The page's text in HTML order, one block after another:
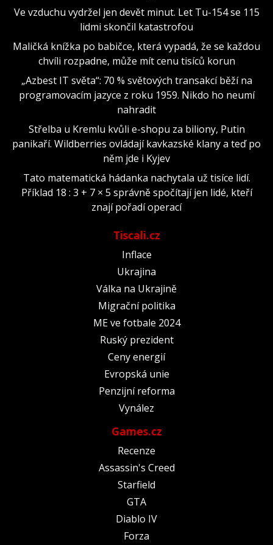
Ve vzduchu vydržel jen devět minut. Let Tu-154 se 115
lidmi skončil katastrofou
Maličká knížka po babičce, která vypadá, že se každou
chvíli rozpadne, může mít cenu tisíců korun
„Azbest IT světa“: 70 % světových transakcí běží na
programovacím jazyce z roku 1959. Nikdo ho neumí
nahradit
Střelba u Kremlu kvůli e-shopu za biliony, Putin
panikaří. Wildberries ovládají kavkazské klany a teď po
něm jde i Kyjev
Tato matematická hádanka nachytala už tisíce lidí.
Příklad 18 : 3 + 7 × 5 správně spočítají jen lidé, kteří
znají pořadí operací
Tiscali.cz
Inflace
Ukrajina
Válka na Ukrajině
Migrační politika
ME ve fotbale 2024
Ruský prezident
Ceny energií
Evropská unie
Penzijní reforma
Vynález
Games.cz
Recenze
Assassin's Creed
Starfield
GTA
Diablo IV
Forza